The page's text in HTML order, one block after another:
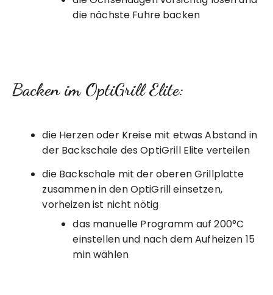
die nächste Fuhre backen
Backen im OptiGrill Elite:
die Herzen oder Kreise mit etwas Abstand in
der Backschale des OptiGrill Elite verteilen
die Backschale mit der oberen Grillplatte
zusammen in den OptiGrill einsetzen,
vorheizen ist nicht nötig
das manuelle Programm auf 200°C
einstellen und nach dem Aufheizen 15
min wählen